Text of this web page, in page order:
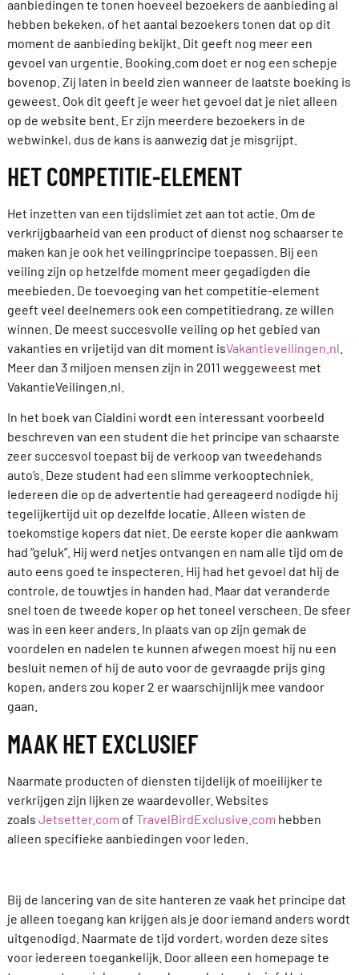
aanbiedingen te tonen hoeveel bezoekers de aanbieding al
hebben bekeken, of het aantal bezoekers tonen dat op dit
moment de aanbieding bekijkt. Dit geeft nog meer een
gevoel van urgentie. Booking.com doet er nog een schepje
bovenop. Zij laten in beeld zien wanneer de laatste boeking is
geweest. Ook dit geeft je weer het gevoel dat je niet alleen
op de website bent. Er zijn meerdere bezoekers in de
webwinkel, dus de kans is aanwezig dat je misgrijpt.
HET COMPETITIE-ELEMENT
Het inzetten van een tijdslimiet zet aan tot actie. Om de
verkrijgbaarheid van een product of dienst nog schaarser te
maken kan je ook het veilingprincipe toepassen. Bij een
veiling zijn op hetzelfde moment meer gegadigden die
meebieden. De toevoeging van het competitie-element
geeft veel deelnemers ook een competitiedrang, ze willen
winnen. De meest succesvolle veiling op het gebied van
vakanties en vrijetijd van dit moment isVakantieveilingen.nl
Meer dan 3 miljoen mensen zijn in 2011 weggeweest met
VakantieVeilingen.nl.
In het boek van Cialdini wordt een interessant voorbeeld
beschreven van een student die het principe van schaarste
zeer succesvol toepast bij de verkoop van tweedehands
auto’s. Deze student had een slimme verkooptechniek.
Iedereen die op de advertentie had gereageerd nodigde hij
tegelijkertijd uit op dezelfde locatie. Alleen wisten de
toekomstige kopers dat niet. De eerste koper die aankwam
had “geluk”. Hij werd netjes ontvangen en nam alle tijd om de
auto eens goed te inspecteren. Hij had het gevoel dat hij de
controle, de touwtjes in handen had. Maar dat veranderde
snel toen de tweede koper op het toneel verscheen. De sfeer
was in een keer anders. In plaats van op zijn gemak de
voordelen en nadelen te kunnen afwegen moest hij nu een
besluit nemen of hij de auto voor de gevraagde prijs ging
kopen, anders zou koper 2 er waarschijnlijk mee vandoor
gaan.
MAAK HET EXCLUSIEF
Naarmate producten of diensten tijdelijk of moeilijker te
verkrijgen zijn lijken ze waardevoller. Websites
zoals Jetsetter.com of TravelBirdExclusive.com hebben
alleen specifieke aanbiedingen voor leden.
Bij de lancering van de site hanteren ze vaak het principe dat
je alleen toegang kan krijgen als je door iemand anders wordt
uitgenodigd. Naarmate de tijd vordert, worden deze sites
voor iedereen toegankelijk. Door alleen een homepage te